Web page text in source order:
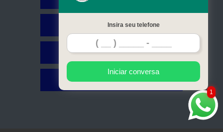
Serviços
Contato
Mapa do site
1
Insira seu telefone
Iniciar conversa